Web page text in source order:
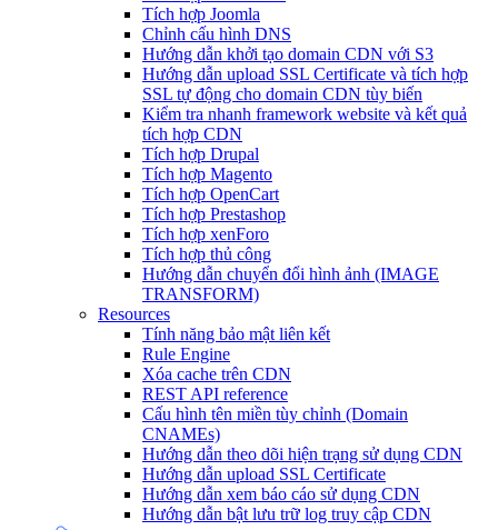
Tích hợp Joomla
Chỉnh cấu hình DNS
Hướng dẫn khởi tạo domain CDN với S3
Hướng dẫn upload SSL Certificate và tích hợp
SSL tự động cho domain CDN tùy biến
Kiểm tra nhanh framework website và kết quả
tích hợp CDN
Tích hợp Drupal
Tích hợp Magento
Tích hợp OpenCart
Tích hợp Prestashop
Tích hợp xenForo
Tích hợp thủ công
Hướng dẫn chuyển đổi hình ảnh (IMAGE
TRANSFORM)
Resources
Tính năng bảo mật liên kết
Rule Engine
Xóa cache trên CDN
REST API reference
Cấu hình tên miền tùy chỉnh (Domain
CNAMEs)
Hướng dẫn theo dõi hiện trạng sử dụng CDN
Hướng dẫn upload SSL Certificate
Hướng dẫn xem báo cáo sử dụng CDN
Hướng dẫn bật lưu trữ log truy cập CDN